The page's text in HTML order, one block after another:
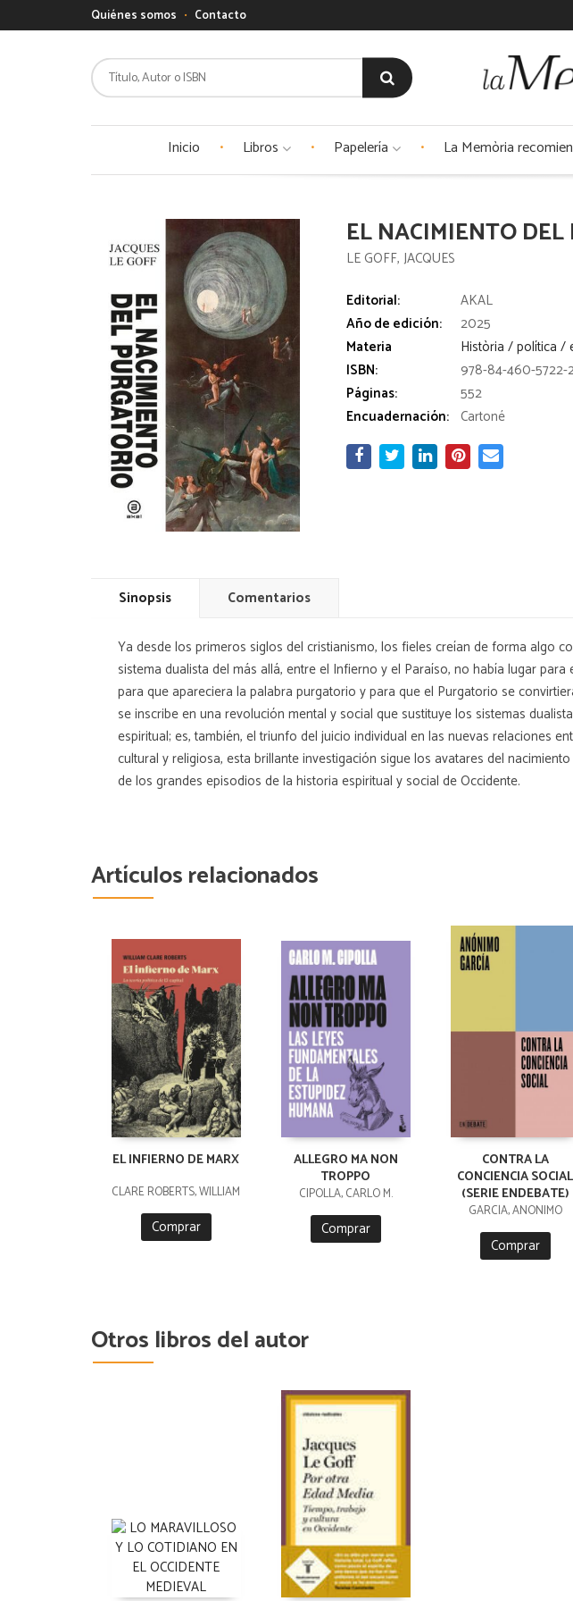
Quiénes somos Contacto
Inicio Libros Papelería La Memòria
EL NACIMIENTO
LE GOFF, JACQUES
Editorial:
AKAL
Año de edición:
2025
Materia
Història / política /
ISBN:
978-84-460-5722-
Páginas:
552
Encuadernación: Cartoné
Sinopsis Comentarios
Ya desde los primeros siglos del cristianismo, los fieles creían de forma algo
sistema dualista del más allá, entre el Infierno y el Paraíso, no había lugar
para que apareciera la palabra purgatorio y para que el Purgatorio se
se inscribe en una revolución mental y social que sustituye los sistemas
espiritual; es, también, el triunfo del juicio individual en las nuevas relaciones
cultural y religiosa, esta brillante investigación sigue los avatares del
de los grandes episodios de la historia espiritual y social de Occidente.
Artículos relacionados
EL INFIERNO DE MARX
CLARE ROBERTS, WILLIAM
Comprar
ALLEGRO MA NON
TROPPO
CIPOLLA, CARLO M.
Comprar
CONTRA LA
CONCIENCIA SOCIAL
(SERIE ENDEBATE)
GARCÍA, ANÓNIMO
Comprar
Otros libros del autor